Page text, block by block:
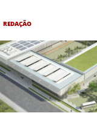
REDAÇÃO